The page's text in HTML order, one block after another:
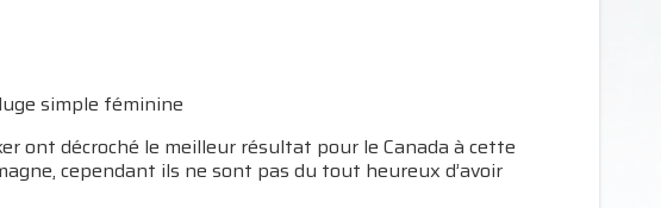
simple féminine
ont décroché le meilleur résultat pour le Canada à cette
cependant ils ne sont pas du tout heureux d’avoir